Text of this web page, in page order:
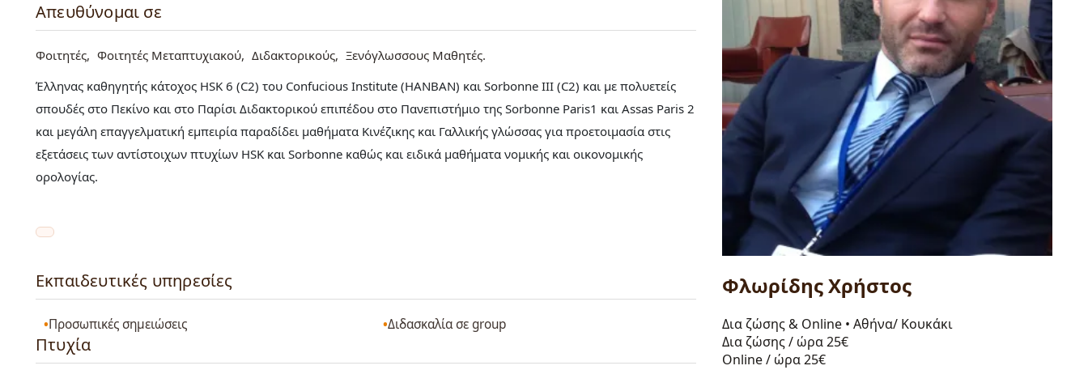
Απευθύνομαι σε
Φοιτητές Φοιτητές Μεταπτυχιακού Διδακτορικούς
Ξενόγλωσσους Μαθητές
Έλληνας καθηγητής κάτοχος HSK 6 (C2) του Confucious Institute (HANBAN) και Sorbonne III (C2) και με πολυετείς
σπουδές στο Πεκίνο και στο Παρίσι Διδακτορικού επιπέδου στο Πανεπιστήμιο της Sorbonne Paris1 και Assas Paris 2
και μεγάλη επαγγελματική εμπειρία παραδίδει μαθήματα Κινέζικης και Γαλλικής γλώσσας για προετοιμασία στις
εξετάσεις των αντίστοιχων πτυχίων HSK και Sorbonne καθώς και ειδικά μαθήματα νομικής και οικονομικής
ορολογίας.
Εκπαιδευτικές υπηρεσίες
Προσωπικές σημειώσεις Διδασκαλία σε group
Πτυχία
Φλωρίδης Χρήστος
Δια ζώσης & Online • Αθήνα/ Κουκάκι
Δια ζώσης / ώρα25€
Online / ώρα25€